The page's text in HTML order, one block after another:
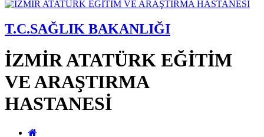
T.C.SAĞLIK BAKANLIĞI
İZMİR ATATÜRK EĞİTİM
VE ARAŞTIRMA
HASTANESİ